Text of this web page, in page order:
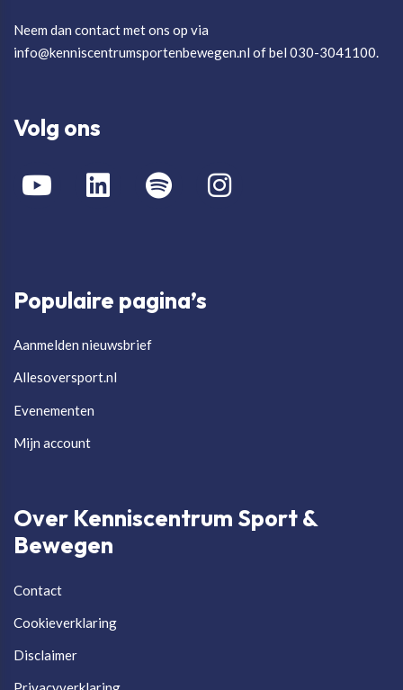
Neem dan contact met ons op via
info@kenniscentrumsportenbewegen.nl of bel 030-3041100.
Volg ons
Populaire pagina’s
Aanmelden nieuwsbrief
Allesoversport.nl
Evenementen
Mijn account
Over Kenniscentrum Sport &
Bewegen
Contact
Cookieverklaring
Disclaimer